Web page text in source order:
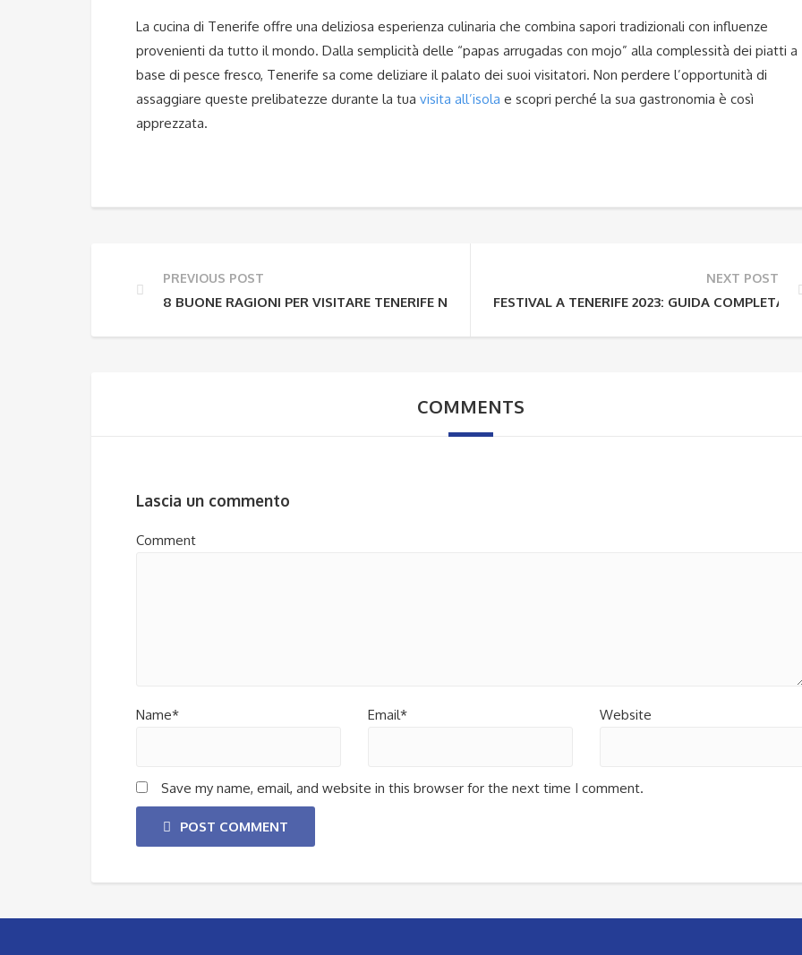
La cucina di Tenerife offre una deliziosa esperienza culinaria che combina sapori tradizionali con influenze
provenienti da tutto il mondo. Dalla semplicità delle “papas arrugadas con mojo” alla complessità dei piatti a
base di pesce fresco, Tenerife sa come deliziare il palato dei suoi visitatori. Non perdere l’opportunità di
assaggiare queste prelibatezze durante la tua visita all’isola e scopri perché la sua gastronomia è così
apprezzata.
PREVIOUS POST
8 BUONE RAGIONI PER VISITARE TENERIFE NEL 2023
NEXT POST
FESTIVAL A TENERIFE 2023: GUIDA COMPLETA
COMMENTS
Lascia un commento
Comment
Name* Email* Website
Save my name, email, and website in this browser for the next time I comment.
POST COMMENT